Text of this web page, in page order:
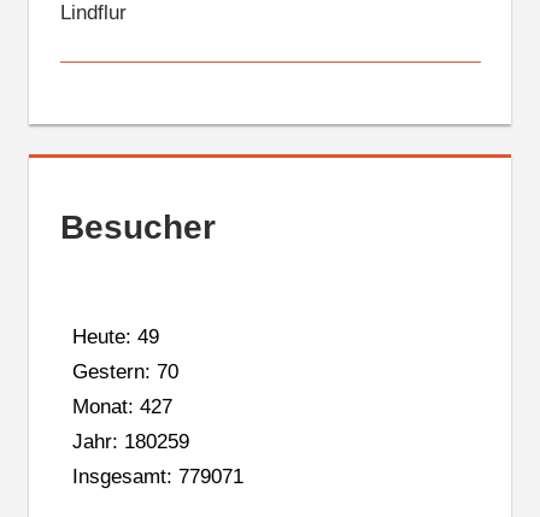
Lindflur
Besucher
Heute: 49
Gestern: 70
Monat: 427
Jahr: 180259
Insgesamt: 779071